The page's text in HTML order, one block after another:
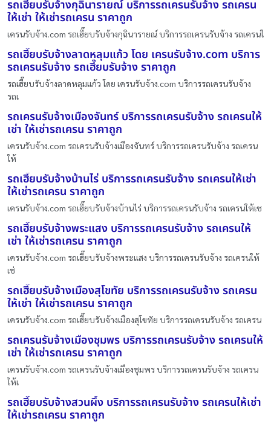
รถเฮี๊ยบรับจ้างกุฉินารายณ์ บริการรถเครนรับจ้าง รถเครน
ให้เช่า ให้เช่ารถเครน ราคาถูก
เครนรับจ้าง.com รถเฮี๊ยบรับจ้างกุฉินารายณ์ บริการรถเครนรับจ้าง รถเครนใ
รถเฮี๊ยบรับจ้างลาดหลุมแก้ว โดย เครนรับจ้าง.com บริการ
รถเครนรับจ้าง รถเฮี๊ยบรับจ้าง ราคาถูก
รถเฮี๊ยบรับจ้างลาดหลุมแก้ว โดย เครนรับจ้าง.com บริการรถเครนรับจ้าง
รถเ
รถเครนรับจ้างเมืองจันทร์ บริการรถเครนรับจ้าง รถเครนให้
เช่า ให้เช่ารถเครน ราคาถูก
เครนรับจ้าง.com รถเครนรับจ้างเมืองจันทร์ บริการรถเครนรับจ้าง รถเครน
ให้
รถเฮี๊ยบรับจ้างบ้านไร่ บริการรถเครนรับจ้าง รถเครนให้เช่า
ให้เช่ารถเครน ราคาถูก
เครนรับจ้าง.com รถเฮี๊ยบรับจ้างบ้านไร่ บริการรถเครนรับจ้าง รถเครนให้เช
รถเฮี๊ยบรับจ้างพระแสง บริการรถเครนรับจ้าง รถเครนให้
เช่า ให้เช่ารถเครน ราคาถูก
เครนรับจ้าง.com รถเฮี๊ยบรับจ้างพระแสง บริการรถเครนรับจ้าง รถเครนให้
เช่
รถเฮี๊ยบรับจ้างเมืองสุโขทัย บริการรถเครนรับจ้าง รถเครน
ให้เช่า ให้เช่ารถเครน ราคาถูก
เครนรับจ้าง.com รถเฮี๊ยบรับจ้างเมืองสุโขทัย บริการรถเครนรับจ้าง รถเครน
รถเครนรับจ้างเมืองชุมพร บริการรถเครนรับจ้าง รถเครนให้
เช่า ให้เช่ารถเครน ราคาถูก
เครนรับจ้าง.com รถเครนรับจ้างเมืองชุมพร บริการรถเครนรับจ้าง รถเครน
ให้เ
รถเฮี๊ยบรับจ้างสวนผึ้ง บริการรถเครนรับจ้าง รถเครนให้เช่า
ให้เช่ารถเครน ราคาถูก